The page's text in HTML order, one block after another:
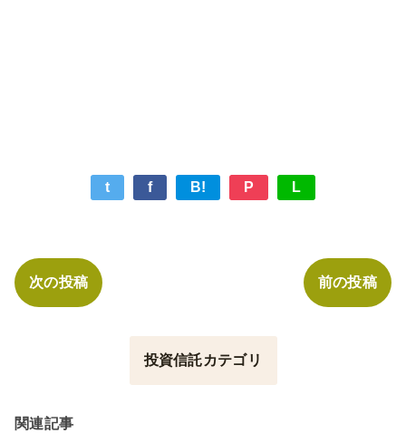
t f B! P L
次の投稿 前の投稿
投資信託カテゴリ
関連記事